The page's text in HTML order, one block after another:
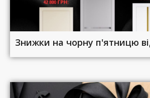
Знижки на чорну п'ятницю